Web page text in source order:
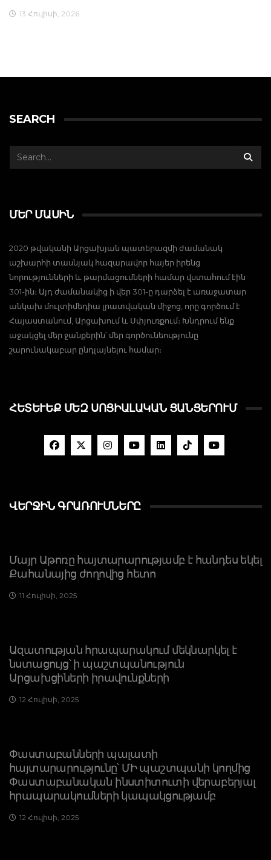
13 Հուլիսի, 2026
SEARCH
ՄԵՐ ՄԱՍԻՆ
2020 թվականի Արցախյան պատերազմի ժամանակ
աշխարհի տասնյակ հազարավոր հայեր իրենց
նորությունների և թարմացումների համար վստահում էին
301-ին։ Այդ ժամանակից ի վեր 301-ը դարձել է առաջատար
անկախ մուլտիմեդիա լրատվական միջոց, որը գործում է
Հայաստանում, Արցախում և Սփյուռքում։ Խնդրում ենք
աջակցել մեր ջանքերին՝ մեր գործունեությունը
շարունակաբար ընդլայնելու համար։
ՀԵՏԵՒԵՔ ՄԵԶ ՍՈՑԻԱԼԱԿԱՆ ՑԱՆՑԵՐՈՒՄ
ՎԵՐՋԻՆ ԳՐԱՌՈՒՄՆԵՐԸ
Մայր Աթոռը հայտարարությամբ է հանդես եկել
Քահանայից ժողովից հետո
11 Հուլիսի, 2025
Ազատության հրապարակում մեկնարկել է
նստացույց՝ ի պաշտպանություն
Արցախցիների իրավունքների
12 Հուլիսի, 2025
Փաստաբանների պալատի
հայտարարությունը՝ ՄԻ պաշտպանի կողմից
Փաստաբանական ինստիտուտի վերաբերյալ
հրապարակումների կապակցությամբ
12 Հուլիսի, 2025